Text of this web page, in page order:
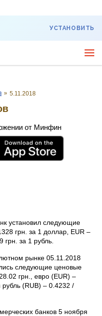
УСТАНОВИТЬ
» 5.11.2018
от Минфин
установил следующие
грн. за 1 доллар, EUR –
грн. за 1 рубль.
рынке 05.11.2018
следующие ценовые
грн., евро (EUR) –
(RUB) – 0.4232 /
банков 5 ноября